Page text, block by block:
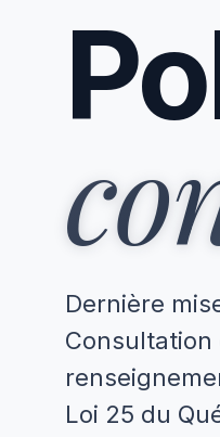
Dernière
Loi 25 du